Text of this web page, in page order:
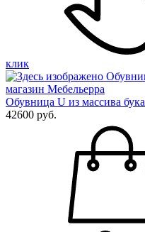
клик
Обувница U из массива бука
42600 руб.